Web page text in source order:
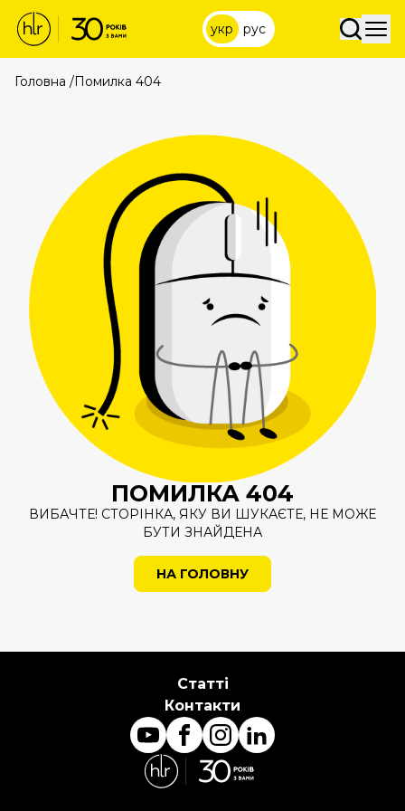
укр рус
Головна /Помилка 404
ПОМИЛКА 404
ВИБАЧТЕ! СТОРІНКА, ЯКУ ВИ ШУКАЄТЕ, НЕ МОЖЕ
БУТИ ЗНАЙДЕНА
НА ГОЛОВНУ
Статті
Контакти